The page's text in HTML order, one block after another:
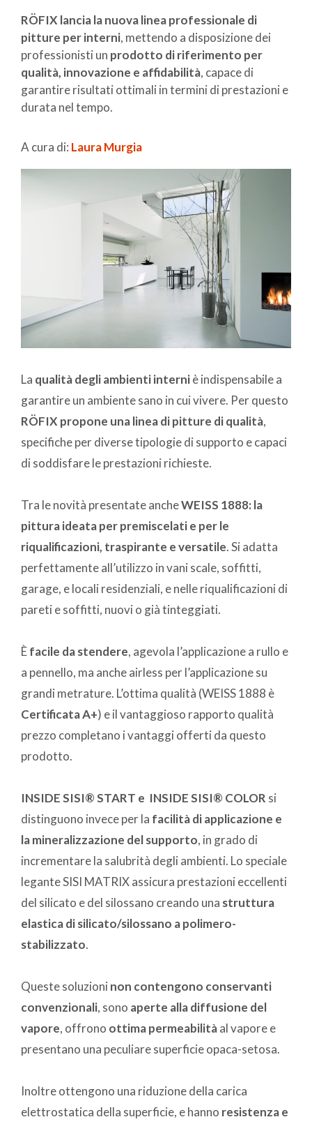
RÖFIX lancia la nuova linea professionale di
pitture per interni, mettendo a disposizione dei
professionisti un prodotto di riferimento per
qualità, innovazione e affidabilità, capace di
garantire risultati ottimali in termini di prestazioni e
durata nel tempo.
A cura di: Laura Murgia
La qualità degli ambienti interniè indispensabile a
garantire un ambiente sano in cui vivere. Per questo
RÖFIX propone una linea di pitture di qualità,
specifiche per diverse tipologie di supporto e capaci
di soddisfare le prestazioni richieste.
Tra le novità presentate ancheWEISS 1888: la
pittura ideata per premiscelati e per le
riqualificazioni, traspirante e versatile. Si adatta
perfettamente all’utilizzo in vani scale, soffitti,
garage, e locali residenziali, e nelle riqualificazioni di
pareti e soffitti, nuovi o già tinteggiati.
Èfacile da stendere, agevola l’applicazione a rullo e
a pennello, ma anche airless per l’applicazione su
grandi metrature. L’ottima qualità (WEISS 1888 è
Certificata A+) e il vantaggioso rapporto qualità
prezzo completano i vantaggi offerti da questo
prodotto.
INSIDE SISI® START e INSIDE SISI® COLOR si
distinguono invece per la facilità di applicazione e
la mineralizzazione del supporto, in grado di
incrementare la salubrità degli ambienti. Lo speciale
legante SISI MATRIX assicura prestazioni eccellenti
del silicato e del silossano creando una struttura
elastica di silicato/silossano a polimero-
stabilizzato.
Queste soluzioni non contengono conservanti
convenzionali, sono aperte alla diffusione del
vapore, offrono ottima permeabilitàal vapore e
presentano una peculiare superficie opaca-setosa.
Inoltre ottengono una riduzione della carica
elettrostatica della superficie, e hanno resistenza e